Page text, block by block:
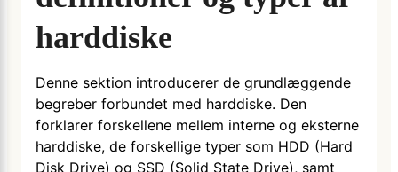
harddiske
Denne sektion introducerer de grundlæggende
begreber forbundet med harddiske. Den
forklarer forskellene mellem interne og eksterne
harddiske, de forskellige typer som HDD (Hard
Disk Drive) og SSD (Solid State Drive), samt